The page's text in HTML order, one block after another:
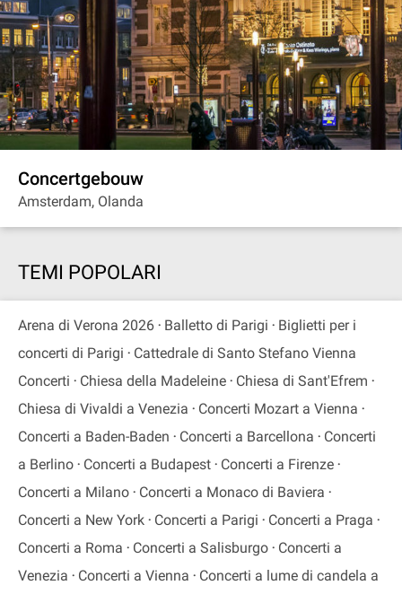
Concertgebouw
Amsterdam, Olanda
TEMI POPOLARI
Arena di Verona 2026 Balletto di Parigi
Biglietti per i
concerti di Parigi
Cattedrale di Santo Stefano Vienna
Concerti
Chiesa della Madeleine
Chiesa di Sant'Efrem
Chiesa di Vivaldi a Venezia
Concerti Mozart a Vienna
Concerti a Baden-Baden
Concerti a Barcellona
Concerti
a Berlino
Concerti a Budapest
Concerti a Firenze
Concerti a Milano
Concerti a Monaco di Baviera
Concerti a New York
Concerti a Parigi
Concerti a Praga
Concerti a Roma
Concerti a Salisburgo
Concerti a
Venezia
Concerti a Vienna
Concerti a lume di candela a